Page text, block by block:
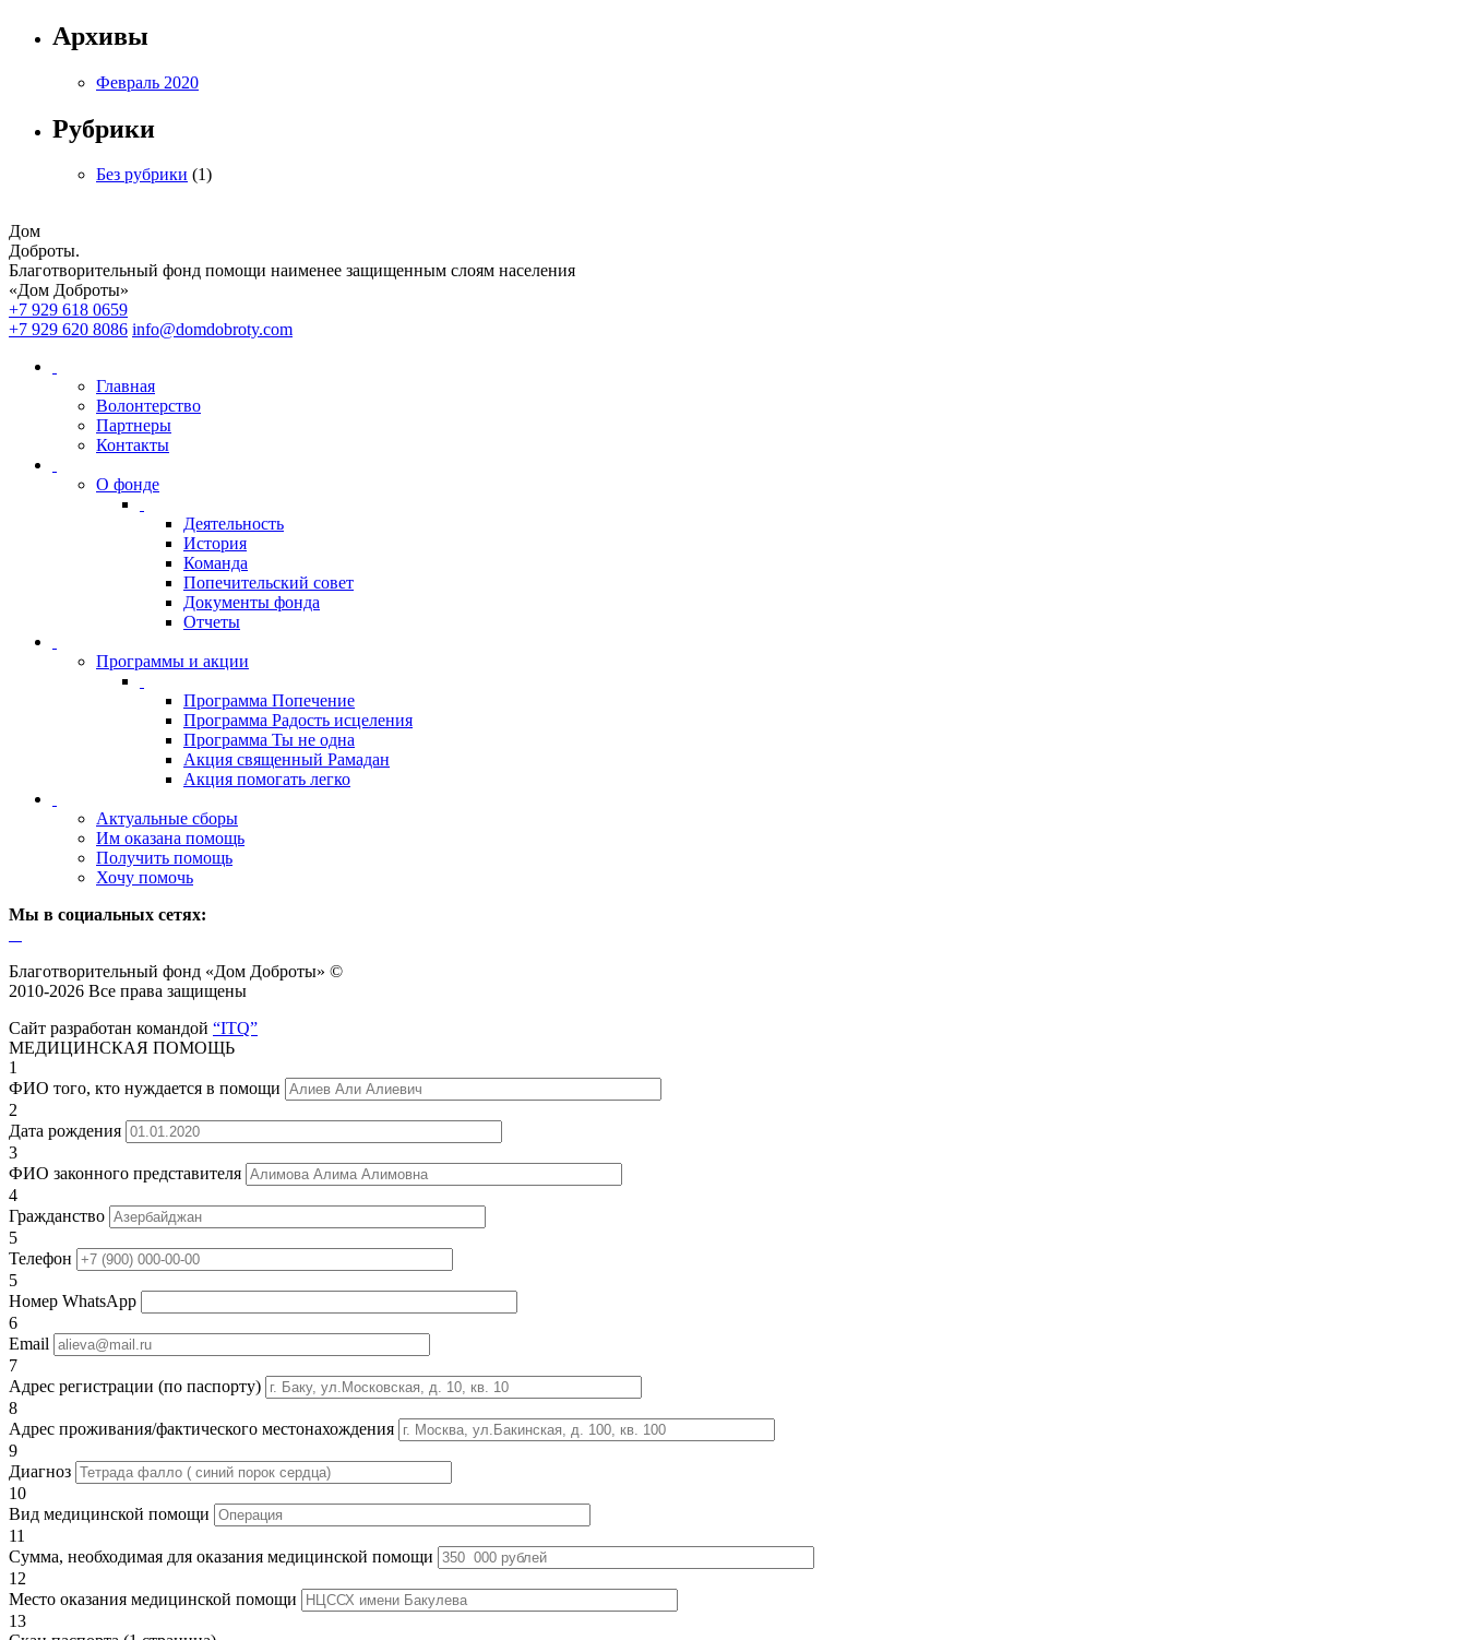
Архивы
Февраль 2020
Рубрики
Без рубрики (1)
Дом
Доброты.
Благотворительный фонд помощи наименее защищенным слоям населения
«Дом Доброты»
+7 929 618 0659
+7 929 620 8086 info@domdobroty.com
Главная
Волонтерство
Партнеры
Контакты
О фонде
Деятельность
История
Команда
Попечительский совет
Документы фонда
Отчеты
Программы и акции
Программа Попечение
Программа Радость исцеления
Программа Ты не одна
Акция священный Рамадан
Акция помогать легко
Актуальные сборы
Им оказана помощь
Получить помощь
Хочу помочь
Мы в социальных сетях:
Благотворительный фонд «Дом Доброты» ©
2010-2026 Все права защищены
Сайт разработан командой “ITQ”
МЕДИЦИНСКАЯ ПОМОЩЬ
1
ФИО того, кто нуждается в помощи
2
Дата рождения
3
ФИО законного представителя
4
Гражданство
5
Телефон
5
Номер WhatsApp
6
Email
7
Адрес регистрации (по паспорту)
8
Адрес проживания/фактического местонахождения
9
Диагноз
10
Вид медицинской помощи
11
Сумма, необходимая для оказания медицинской помощи
12
Место оказания медицинской помощи
13